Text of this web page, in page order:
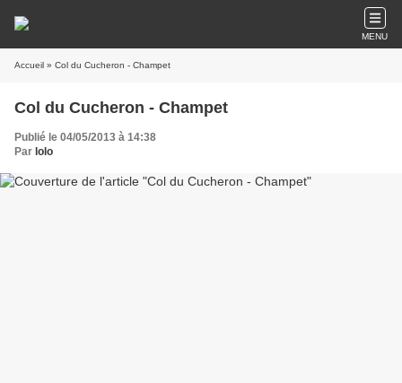
MENU
Accueil » Col du Cucheron - Champet
Col du Cucheron - Champet
Publié le 04/05/2013 à 14:38
Par lolo